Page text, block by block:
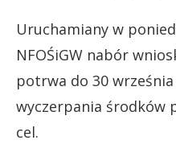
Uruchamiany w
NFOŚiGW nabór
potrwa do 30
wyczerpania środków
cel.